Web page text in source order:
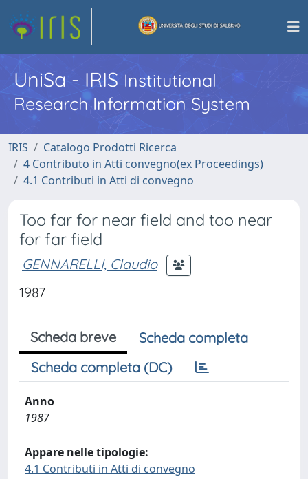
UniSa - IRISInstitutional
Research Information System
IRIS
Catalogo Prodotti Ricerca
4 Contributo in Atti convegno(ex Proceedings)
4.1 Contributi in Atti di convegno
Too far for near field and too near
for far field
GENNARELLI, Claudio
1987
Scheda breve
Scheda completa
Scheda completa (DC)
Anno
1987
Appare nelle tipologie:
4.1 Contributi in Atti di convegno